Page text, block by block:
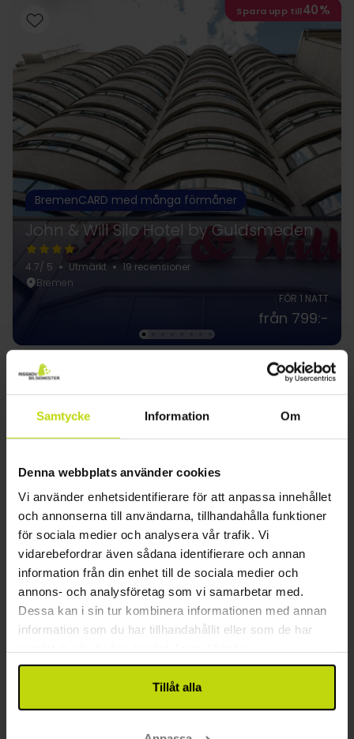
Samtycke Information Om
Denna webbplats använder cookies
Vi använder enhetsidentifierare för att anpassa innehållet
och annonserna till användarna, tillhandahålla funktioner
för sociala medier och analysera vår trafik. Vi
vidarebefordrar även sådana identifierare och annan
information från din enhet till de sociala medier och
annons- och analysföretag som vi samarbetar med.
Dessa kan i sin tur kombinera informationen med annan
information som du har tillhandahållit eller som de har
Tillåt alla
Spara upp till40%
BremenCARD med många förmåner
John & Will Silo Hotel by Guldsmeden
4.7/ 5 Utmärkt
19 recensioner
Bremen
FÖR 1 NATT
från 799:-
Spara upp till42%
Hotel Rösslwirt
Regensburg
Inkl 4-rättersmeny
1x övernattning med frukost
1x 4-rättersmeny
välsmakande matpaket (att ta med)
1x 1 välkomstdrink